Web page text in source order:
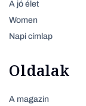
A jó élet
Women
Napi címlap
Oldalak
A magazin